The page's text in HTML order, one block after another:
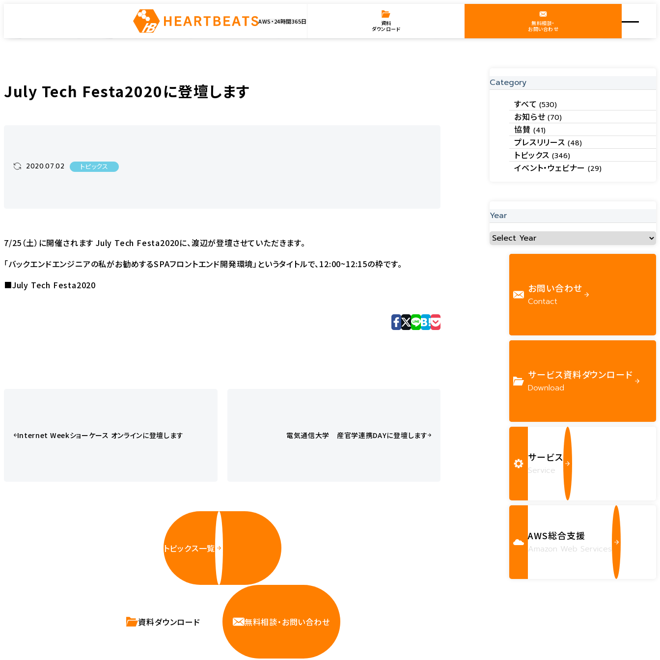
AWS・24時間365日
資料
ダウンロード
無料相談・
お問い合わせ
July Tech Festa2020に登壇します
2020.07.02 トピックス
7/25（土）に開催されます July Tech Festa2020に、渡辺が登壇させていただきます。
「バックエンドエンジニアの私がお勧めするSPAフロントエンド開発環境」というタイトルで、12:00~12:15の枠です。
■July Tech Festa2020
Internet Weekショーケース オンラインに登壇します 電気通信大学 産官学連携DAYに登壇します
トピックス一覧
資料ダウンロード 無料相談・お問い合わせ
Category
すべて(530)
お知らせ(70)
協賛 (41)
プレスリリース (48)
トピックス(346)
イベント・ウェビナー(29)
Year
お問い合わせ
Contact
サービス資料ダウンロード
Download
サービス
Service
AWS総合支援
Amazon Web Services